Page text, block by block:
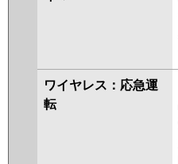
ワイヤレス：応急運
転